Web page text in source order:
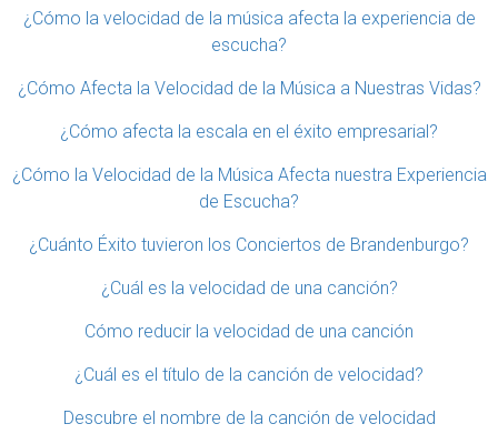
¿Cómo la velocidad de la música afecta la experiencia de
escucha?
¿Cómo Afecta la Velocidad de la Música a Nuestras Vidas?
¿Cómo afecta la escala en el éxito empresarial?
¿Cómo la Velocidad de la Música Afecta nuestra Experiencia
de Escucha?
¿Cuánto Éxito tuvieron los Conciertos de Brandenburgo?
¿Cuál es la velocidad de una canción?
Cómo reducir la velocidad de una canción
¿Cuál es el título de la canción de velocidad?
Descubre el nombre de la canción de velocidad